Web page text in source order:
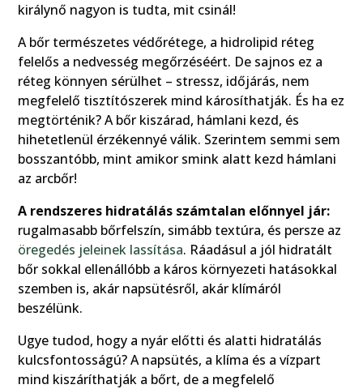
királynő nagyon is tudta, mit csinál!
A bőr természetes védőrétege, a hidrolipid réteg
felelős a nedvesség megőrzéséért. De sajnos ez a
réteg könnyen sérülhet – stressz, időjárás, nem
megfelelő tisztítószerek mind károsíthatják. És ha ez
megtörténik? A bőr kiszárad, hámlani kezd, és
hihetetlenül érzékennyé válik. Szerintem semmi sem
bosszantóbb, mint amikor smink alatt kezd hámlani
az arcbőr!
A rendszeres hidratálás számtalan előnnyel jár:
rugalmasabb bőrfelszín, simább textúra, és persze az
öregedés jeleinek lassítása. Ráadásul a jól hidratált
bőr sokkal ellenállóbb a káros környezeti hatásokkal
szemben is, akár napsütésről, akár klímáról
beszélünk.
Ugye tudod, hogy a nyár előtti és alatti hidratálás
kulcsfontosságú? A napsütés, a klíma és a vízpart
mind kiszáríthatják a bőrt, de a megfelelő